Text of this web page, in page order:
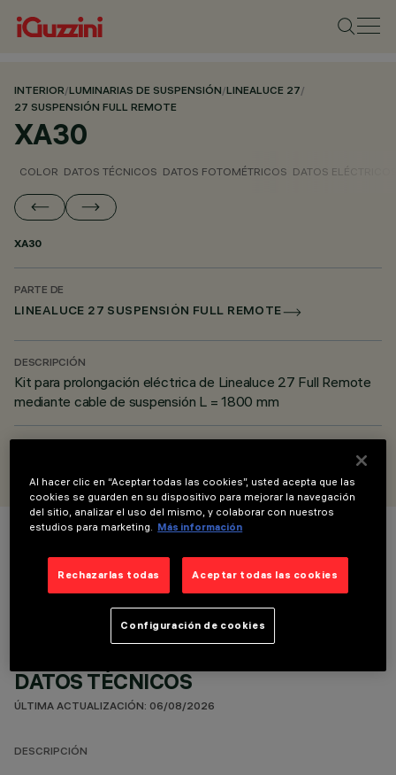
INTERIOR/LUMINARIAS DE SUSPENSIÓN/LINEALUCE 27/
27 SUSPENSIÓN FULL REMOTE
XA30
COLOR DATOS TÉCNICOS DATOS FOTOMÉTRICOS DATOS
XA30
PARTE DE
LINEALUCE 27 SUSPENSIÓN FULL REMOTE
DESCRIPCIÓN
Kit para prolongación eléctrica de Linealuce 27 Full Remote
mediante cable de suspensión L = 1800 mm
COLOR
DATOS TÉCNICOS
ÚLTIMA ACTUALIZACIÓN: 06/08/2026
DESCRIPCIÓN
Al hacer clic en “Aceptar todas las cookies”, usted acepta que las
cookies se guarden en su dispositivo para mejorar la navegación
del sitio, analizar el uso del mismo, y colaborar con nuestros
estudios para marketing. Más información
Rechazarlas todas Aceptar todas las cookies
Configuración de cookies